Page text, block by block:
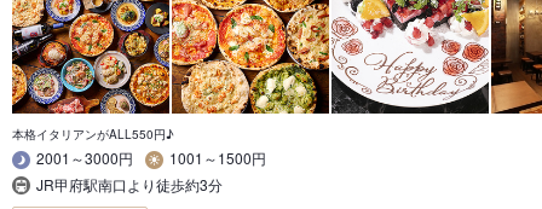
本格イタリアンがALL550円♪
2001～3000円
1001～1500円
JR甲府駅南口より徒歩約3分